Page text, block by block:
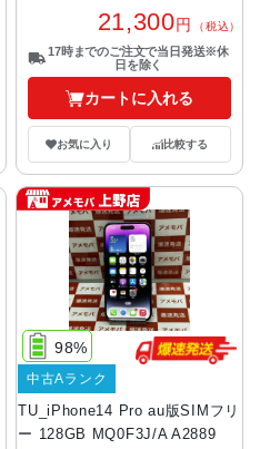
21,300円 （税込）
17時までのご注文で当日発送※休
日を除く
カートに入れる
お気に入り 比較する
TU_iPhone14 Pro au版SIMフリ
ー 128GB MQ0F3J/A A2889
98%
中古Aランク